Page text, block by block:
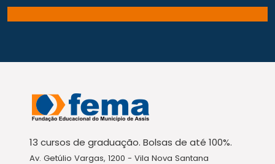
13 cursos de graduação. Bolsas de até 100%.
Av. Getúlio Vargas, 1200 - Vila Nova Santana